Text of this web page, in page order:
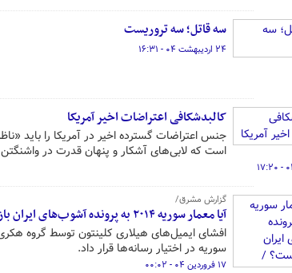
سه قاتل؛ سه تروریست
۲۴ اردیبهشت ۰۴ - ۱۶:۳۱
کالبدشکافی اعتراضات اخیر آمریکا
جنس اعتراضات گسترده اخیر در آمریکا را باید
است که لابی‌های آشکار و پنهان قدرت در
گزارش مشرق/
آیا معمار سوریه ۲۰۱۴ به پرونده آشوب‌های ایران بازگشته است؟ / رونمایی از طراحان اتاق عملیات فتنه سال ۸۸
افشای ایمیل‌های هیلاری کلینتون توسط گروه
سوریه در اختیار رسانه‌ها قرار داد.
۱۷ فروردین ۰۴ - ۰۰:۰۲